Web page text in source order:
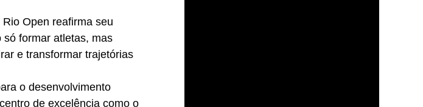
Open reafirma seu
formar atletas, mas
e transformar trajetórias
o desenvolvimento
de excelência como o